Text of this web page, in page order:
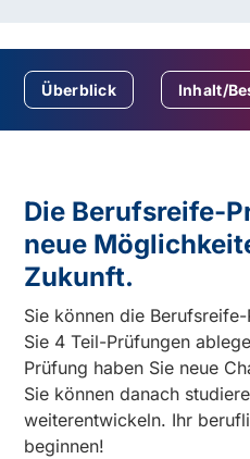
Überblick Inhalt/
Die Berufsreife-
neue
Zukunft.
Sie können die
Sie 4 Teil-Prüfungen
Prüfung haben Sie neue
Sie können danach
weiterentwickeln. Ihr
beginnen!